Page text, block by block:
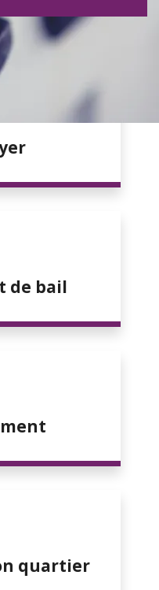
de bail
quartier